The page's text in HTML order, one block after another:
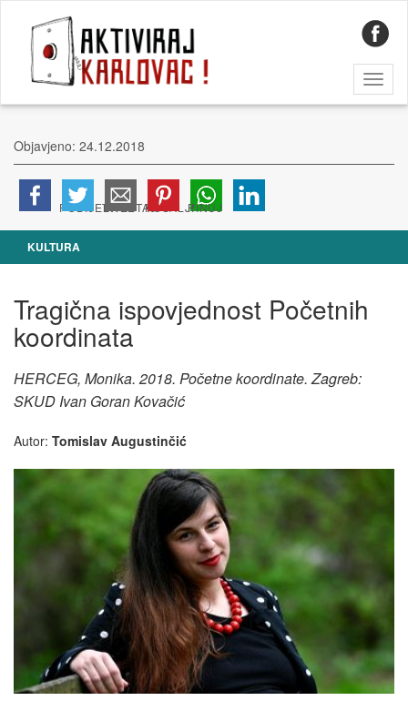
Objavjeno: 24.12.2018
KULTURA
Tragična ispovjednost Početnih
koordinata
HERCEG, Monika. 2018. Početne koordinate. Zagreb:
SKUD Ivan Goran Kovačić
Autor: Tomislav Augustinčić